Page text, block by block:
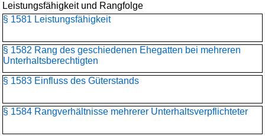
Leistungsfähigkeit und Rangfolge
§ 1581 Leistungsfähigkeit
§ 1582 Rang des geschiedenen Ehegatten bei mehreren
Unterhaltsberechtigten
§ 1583 Einfluss des Güterstands
§ 1584 Rangverhältnisse mehrerer Unterhaltsverpflichteter